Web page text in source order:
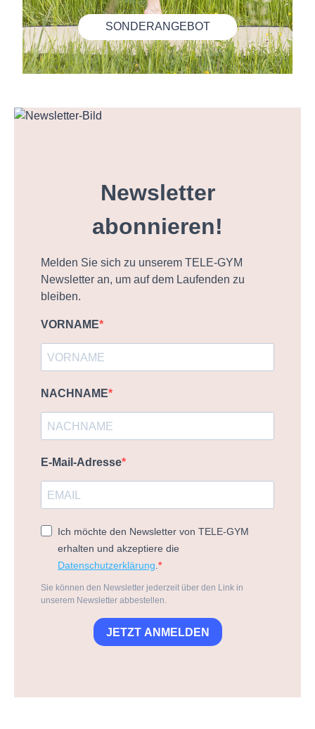
SONDERANGEBOT
Newsletter
abonnieren!
Melden Sie sich zu unserem TELE-GYM
Newsletter an, um auf dem Laufenden zu
bleiben.
VORNAME
NACHNAME
E-Mail-Adresse
Ich möchte den Newsletter von TELE-GYM
erhalten und akzeptiere die
Datenschutzerklärung.
Sie können den Newsletter jederzeit über den Link in
unserem Newsletter abbestellen.
JETZT ANMELDEN